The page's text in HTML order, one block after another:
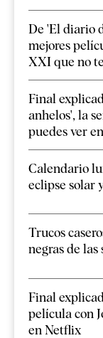
De 'El diario
mejores
XXI que no
Final
anhelos', la
puedes ver
Calendario
eclipse solar
Trucos
negras de las
Final
película con
en Netflix